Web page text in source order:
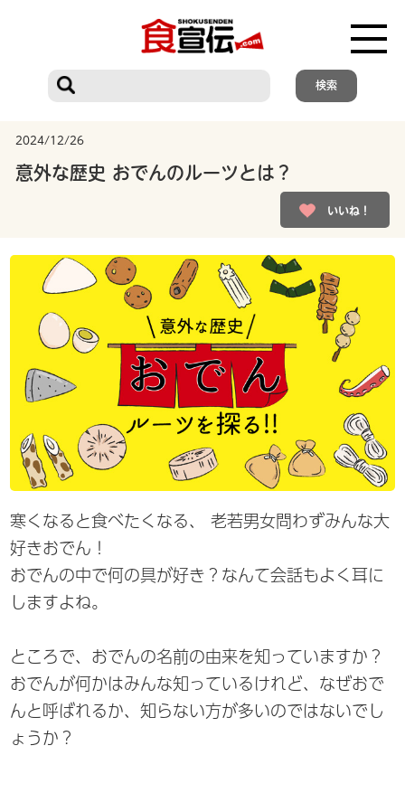
2024/12/26
意外な歴史 おでんのルーツとは？
いいね！
寒くなると食べたくなる、 老若男女問わずみんな大
好きおでん！
おでんの中で何の具が好き？なんて会話もよく耳に
しますよね。
ところで、おでんの名前の由来を知っていますか？
おでんが何かはみんな知っているけれど、なぜおで
んと呼ばれるか、知らない方が多いのではないでし
ょうか？